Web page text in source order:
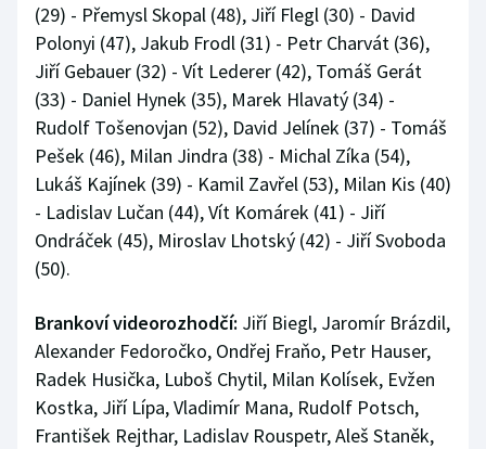
(29) - Přemysl Skopal (48), Jiří Flegl (30) - David
Polonyi (47), Jakub Frodl (31) - Petr Charvát (36),
Jiří Gebauer (32) - Vít Lederer (42), Tomáš Gerát
(33) - Daniel Hynek (35), Marek Hlavatý (34) -
Rudolf Tošenovjan (52), David Jelínek (37) - Tomáš
Pešek (46), Milan Jindra (38) - Michal Zíka (54),
Lukáš Kajínek (39) - Kamil Zavřel (53), Milan Kis (40)
- Ladislav Lučan (44), Vít Komárek (41) - Jiří
Ondráček (45), Miroslav Lhotský (42) - Jiří Svoboda
(50).
Brankoví videorozhodčí: Jiří Biegl, Jaromír Brázdil,
Alexander Fedoročko, Ondřej Fraňo, Petr Hauser,
Radek Husička, Luboš Chytil, Milan Kolísek, Evžen
Kostka, Jiří Lípa, Vladimír Mana, Rudolf Potsch,
František Rejthar, Ladislav Rouspetr, Aleš Staněk,